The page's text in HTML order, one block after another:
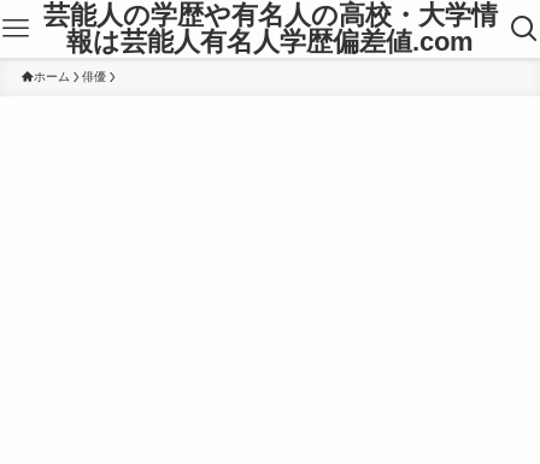
芸能人の学歴や有名人の高校・大学情
報は芸能人有名人学歴偏差値.com
ホーム 俳優